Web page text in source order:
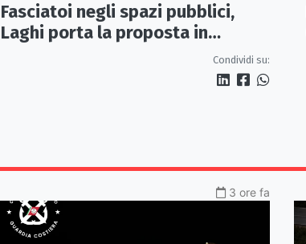
Fasciatoi negli spazi pubblici,
Laghi porta la proposta in
Regione: «Una Calabria a misura
Condividi su:
3 ore fa